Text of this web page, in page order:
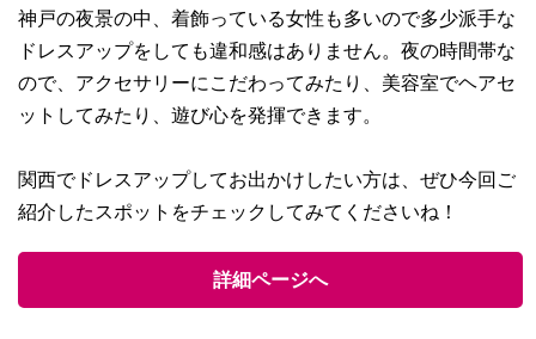
神戸の夜景の中、着飾っている女性も多いので多少派手な
ドレスアップをしても違和感はありません。夜の時間帯な
ので、アクセサリーにこだわってみたり、美容室でヘアセ
ットしてみたり、遊び心を発揮できます。
関西でドレスアップしてお出かけしたい方は、ぜひ今回ご
紹介したスポットをチェックしてみてくださいね！
詳細ページへ